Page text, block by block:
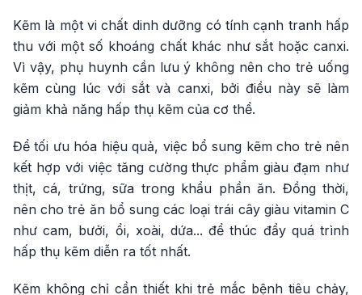
Kẽm là một vi chất dinh dưỡng có tính cạnh tranh hấp
thu với một số khoáng chất khác như sắt hoặc canxi.
Vì vậy, phụ huynh cần lưu ý không nên cho trẻ uống
kẽm cùng lúc với sắt và canxi, bởi điều này sẽ làm
giảm khả năng hấp thụ kẽm của cơ thể.
Để tối ưu hóa hiệu quả, việc bổ sung kẽm cho trẻ nên
kết hợp với việc tăng cường thực phẩm giàu đạm như
thịt, cá, trứng, sữa trong khẩu phần ăn. Đồng thời,
nên cho trẻ ăn bổ sung các loại trái cây giàu vitamin C
như cam, bưởi, ổi, xoài, dứa... để thúc đẩy quá trình
hấp thụ kẽm diễn ra tốt nhất.
Kẽm không chỉ cần thiết khi trẻ mắc bệnh tiêu chảy,